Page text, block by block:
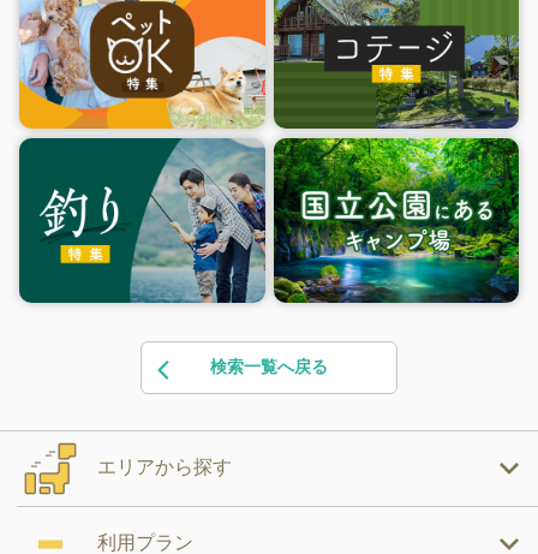
検索一覧へ戻る
エリアから探す
利用プラン